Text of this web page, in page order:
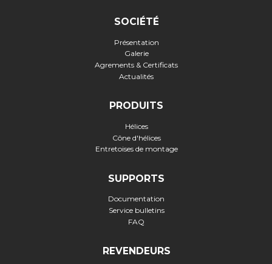
SOCIÉTÉ
Présentation
Galerie
Agrements & Certificats
Actualités
PRODUITS
Hélices
Cône d'hélices
Entretoises de montage
SUPPORTS
Documentation
Service bulletins
FAQ
REVENDEURS